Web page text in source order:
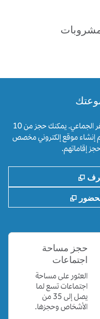
تعمل أدواتنا عبر الإنترنت على تسهيل السفر الجماعي. يمكنك حجز من 10
ثم إنشاء موقع إلكتروني مخصص
إقاماتهم.
حجز مساحة
اجتماعات
العثور على مساحة
اجتماعات تسع لما
يصل إلى 35 من
الأشخاص وحجزها.